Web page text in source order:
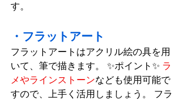
す。
・フラットアート
フラットアートはアクリル絵の具を用
いて、筆で描きます。 ✨ポイント✨ ラ
メやラインストーンなども使用可能で
すので、上手く活用しましょう。 フラ